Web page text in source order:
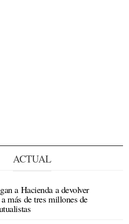
ACTUAL
a Hacienda a devolver
más de tres millones de